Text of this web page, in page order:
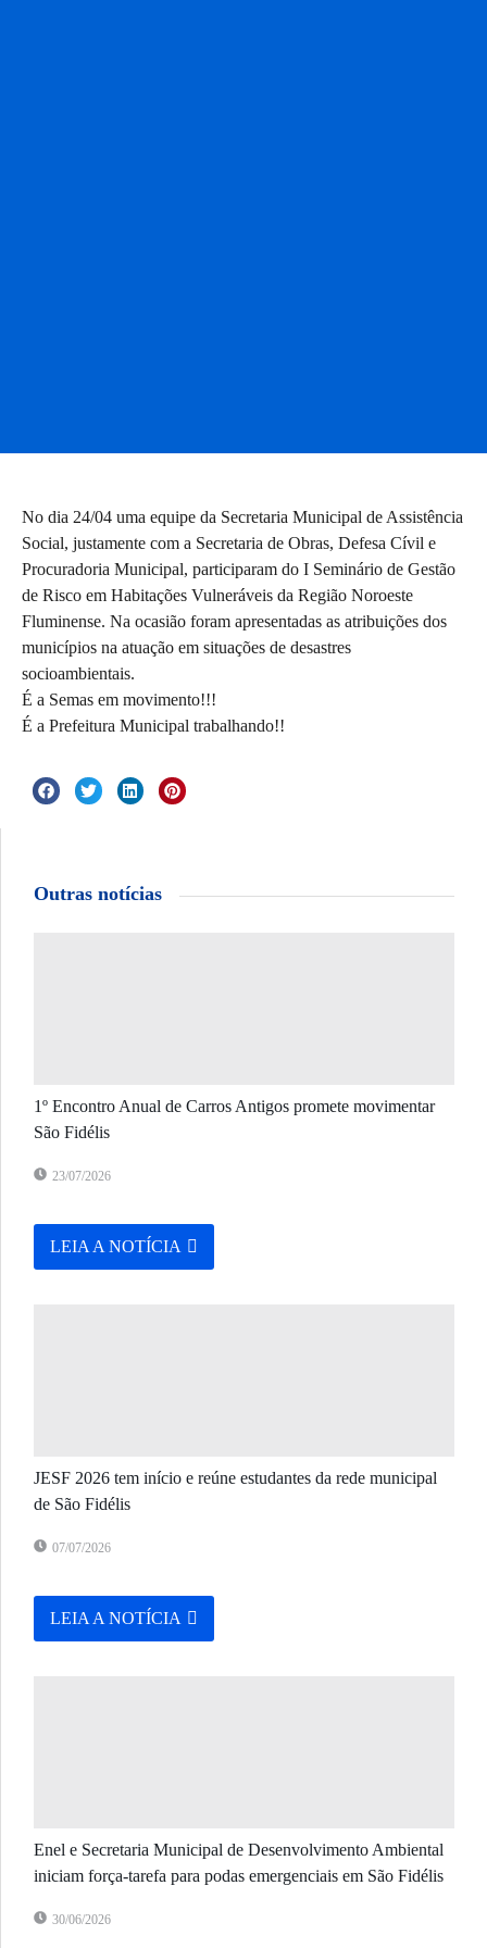
No dia 24/04 uma equipe da Secretaria Municipal de Assistência
Social, justamente com a Secretaria de Obras, Defesa Cívil e
Procuradoria Municipal, participaram do I Seminário de Gestão
de Risco em Habitações Vulneráveis da Região Noroeste
Fluminense. Na ocasião foram apresentadas as atribuições dos
municípios na atuação em situações de desastres
socioambientais.
É a Semas em movimento!!!
É a Prefeitura Municipal trabalhando!!
Outras notícias
1º Encontro Anual de Carros Antigos promete movimentar
São Fidélis
23/07/2026
LEIA A NOTÍCIA
JESF 2026 tem início e reúne estudantes da rede municipal
de São Fidélis
07/07/2026
LEIA A NOTÍCIA
Enel e Secretaria Municipal de Desenvolvimento Ambiental
iniciam força-tarefa para podas emergenciais em São Fidélis
30/06/2026